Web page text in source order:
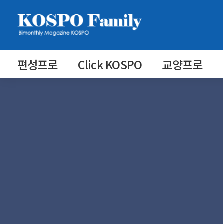
편성프로 Click KOSPO 교양프로